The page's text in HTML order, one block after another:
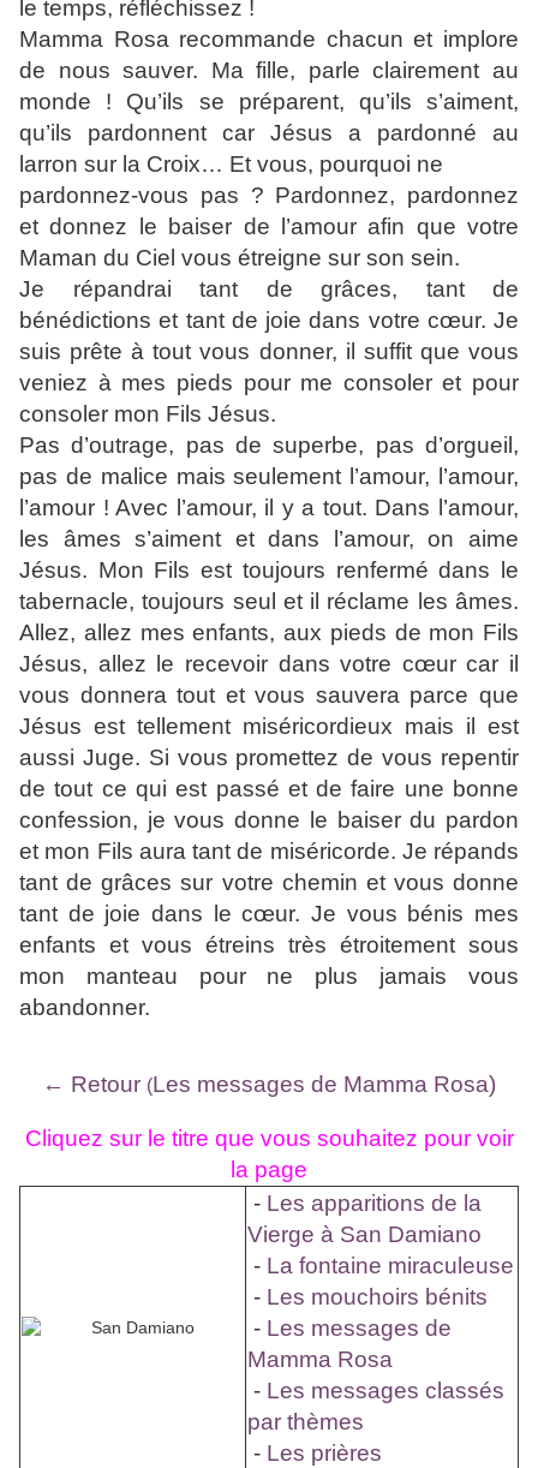
le temps, réfléchissez !
Mamma Rosa recommande chacun et implore
de nous sauver. Ma fille, parle clairement au
monde ! Qu’ils se préparent, qu’ils s’aiment,
qu’ils pardonnent car Jésus a pardonné au
larron sur la Croix… Et vous, pourquoi ne
pardonnez-vous pas ? Pardonnez, pardonnez
et donnez le baiser de l’amour afin que votre
Maman du Ciel vous étreigne sur son sein.
Je répandrai tant de grâces, tant de
bénédictions et tant de joie dans votre cœur. Je
suis prête à tout vous donner, il suffit que vous
veniez à mes pieds pour me consoler et pour
consoler mon Fils Jésus.
Pas d’outrage, pas de superbe, pas d’orgueil,
pas de malice mais seulement l’amour, l’amour,
l’amour ! Avec l’amour, il y a tout. Dans l’amour,
les âmes s’aiment et dans l’amour, on aime
Jésus. Mon Fils est toujours renfermé dans le
tabernacle, toujours seul et il réclame les âmes.
Allez, allez mes enfants, aux pieds de mon Fils
Jésus, allez le recevoir dans votre cœur car il
vous donnera tout et vous sauvera parce que
Jésus est tellement miséricordieux mais il est
aussi Juge. Si vous promettez de vous repentir
de tout ce qui est passé et de faire une bonne
confession, je vous donne le baiser du pardon
et mon Fils aura tant de miséricorde. Je répands
tant de grâces sur votre chemin et vous donne
tant de joie dans le cœur. Je vous bénis mes
enfants et vous étreins très étroitement sous
mon manteau pour ne plus jamais vous
abandonner.
← Retour (Les messages de Mamma Rosa)
Cliquez sur le titre que vous souhaitez pour voir
la page
- Les apparitions de la
Vierge à San Damiano
- La fontaine miraculeuse
- Les mouchoirs bénits
- Les messages de
Mamma Rosa
- Les messages classés
par thèmes
- Les prières